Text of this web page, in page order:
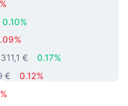
0.10%
311,1 €
0.17%
€
0.12%